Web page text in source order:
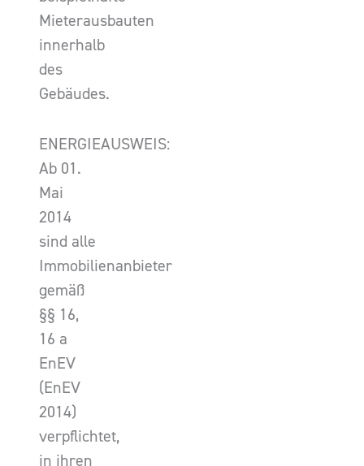
Mieterausbauten
innerhalb
des
Gebäudes.
ENERGIEAUSWEIS:
Ab 01.
Mai
2014
sind alle
Immobilienanbieter
gemäß
§§ 16,
16 a
EnEV
(EnEV
2014)
verpflichtet,
in ihren